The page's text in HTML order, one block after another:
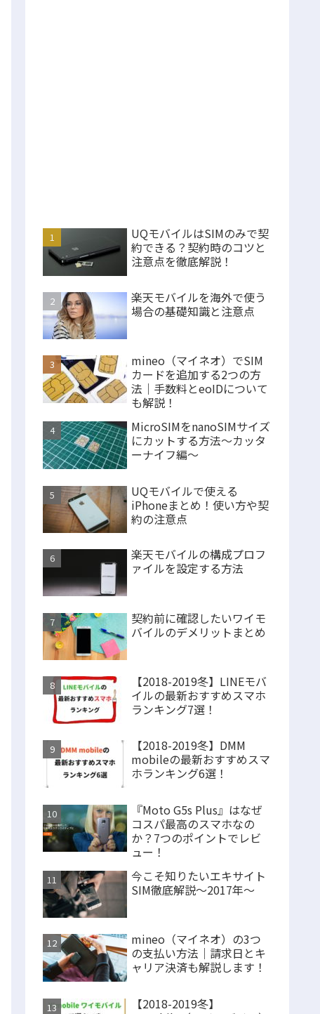
UQモバイルはSIMのみで契
約できる？契約時のコツと
注意点を徹底解説！
楽天モバイルを海外で使う
場合の基礎知識と注意点
mineo（マイネオ）でSIM
カードを追加する2つの方
法｜手数料とeoIDについて
も解説！
MicroSIMをnanoSIMサイズ
にカットする方法〜カッタ
ーナイフ編〜
UQモバイルで使える
iPhoneまとめ！使い方や契
約の注意点
楽天モバイルの構成プロフ
ァイルを設定する方法
契約前に確認したいワイモ
バイルのデメリットまとめ
【2018-2019冬】LINEモバ
イルの最新おすすめスマホ
ランキング7選！
【2018-2019冬】DMM
mobileの最新おすすめスマ
ホランキング6選！
『Moto G5s Plus』はなぜ
コスパ最高のスマホなの
か？7つのポイントでレビ
ュー！
今こそ知りたいエキサイト
SIM徹底解説～2017年～
mineo（マイネオ）の3つ
の支払い方法｜請求日とキ
ャリア決済も解説します！
【2018-2019冬】